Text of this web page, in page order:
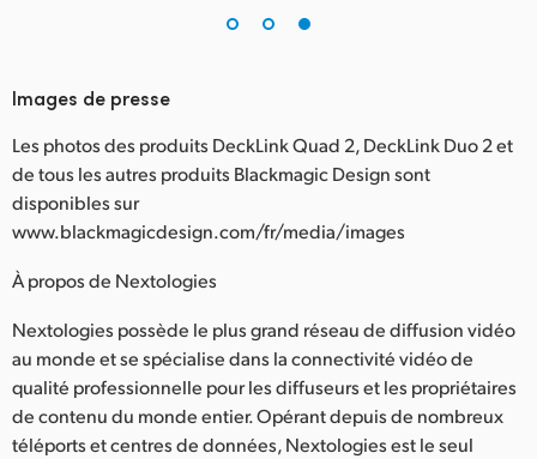
Images de presse
Les photos des produits DeckLink Quad 2, DeckLink Duo 2 et
de tous les autres produits Blackmagic Design sont
disponibles sur
www.blackmagicdesign.com/fr/media/images
À propos de Nextologies
Nextologies possède le plus grand réseau de diffusion vidéo
au monde et se spécialise dans la connectivité vidéo de
qualité professionnelle pour les diffuseurs et les propriétaires
de contenu du monde entier. Opérant depuis de nombreux
téléports et centres de données, Nextologies est le seul